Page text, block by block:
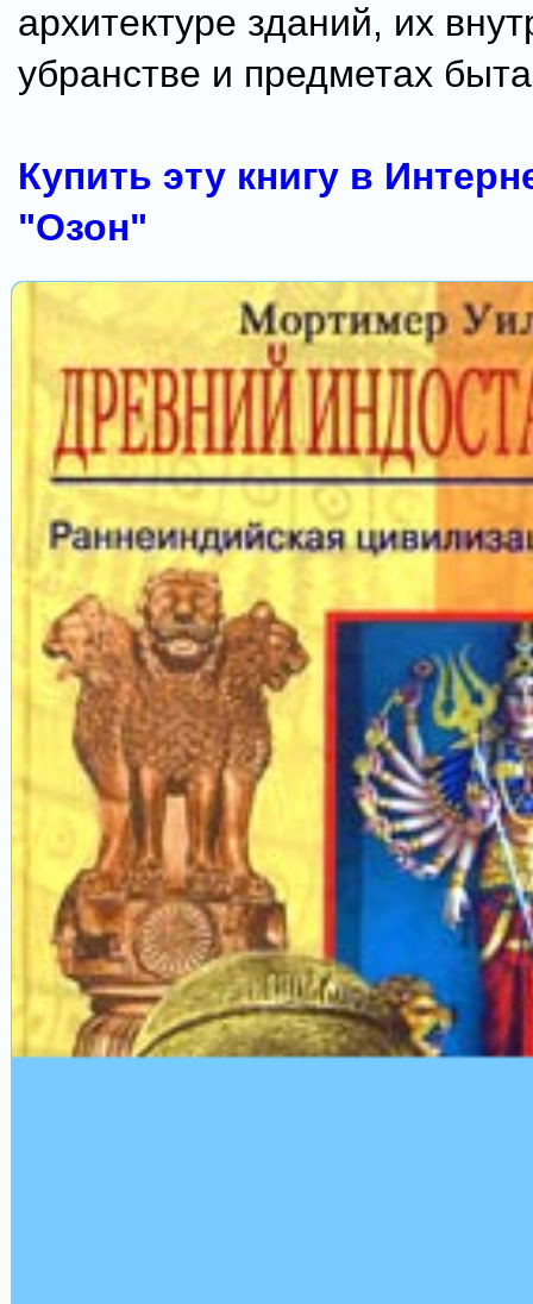
архитектуре зданий, их
убранстве и предметах
Купить эту книгу в
"Озон"